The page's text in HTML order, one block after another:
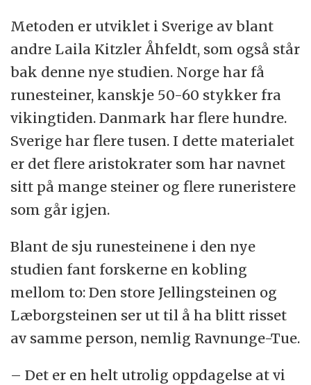
Metoden er utviklet i Sverige av blant
andre Laila Kitzler Åhfeldt, som også står
bak denne nye studien. Norge har få
runesteiner, kanskje 50-60 stykker fra
vikingtiden. Danmark har flere hundre.
Sverige har flere tusen. I dette materialet
er det flere aristokrater som har navnet
sitt på mange steiner og flere runeristere
som går igjen.
Blant de sju runesteinene i den nye
studien fant forskerne en kobling
mellom to: Den store Jellingsteinen og
Læborgsteinen ser ut til å ha blitt risset
av samme person, nemlig Ravnunge-Tue.
– Det er en helt utrolig oppdagelse at vi